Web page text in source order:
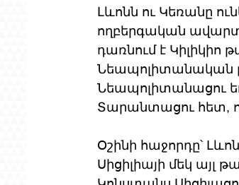
Լևոնն ու Կեռանը
ողբերգական ավարտ
դառնում է Կիլիկիո
Նեապոլիտանական
Նեապոլիտանացու
Տարանտացու հետ,
Օշինի հաջորդը՝
Սիցիլիայի մեկ այլ